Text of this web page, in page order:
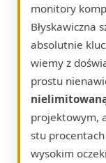
monitory
Błyskawiczna
absolutnie
wiemy z
prostu
projektowym,
stu
wysokim